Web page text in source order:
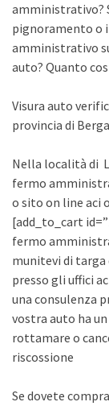
amministrativo?
pignoramento o
amministrativo
auto? Quanto
Visura auto
provincia di
Nella località di
fermo
o sito on line aci
[add_to_cart
fermo
munitevi di targa
presso gli uffici
una consulenza
vostra auto ha
rottamare o
riscossione
Se dovete